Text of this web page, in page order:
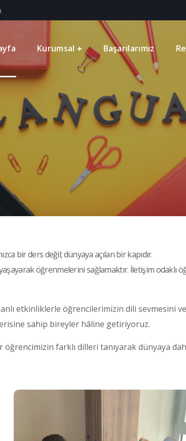
Kurumsal Başarılarımız
bir ders değil; dünyaya açılan bir kapıdır.
öğrenmelerini sağlamaktır. İletişim
etkinliklerle öğrencilerimizin dili sevmesini
sahip bireyler hâline getiriyoruz.
öğrencimizin farklı dilleri tanıyarak dünyaya